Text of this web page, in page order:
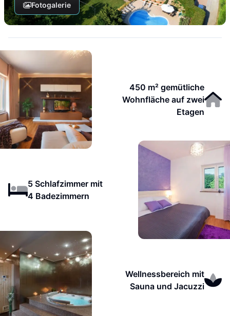
Fotogalerie
450 m² gemütliche
Wohnfläche auf zwei
Etagen
5 Schlafzimmer mit
4 Badezimmern
Wellnessbereich mit
Sauna und Jacuzzi